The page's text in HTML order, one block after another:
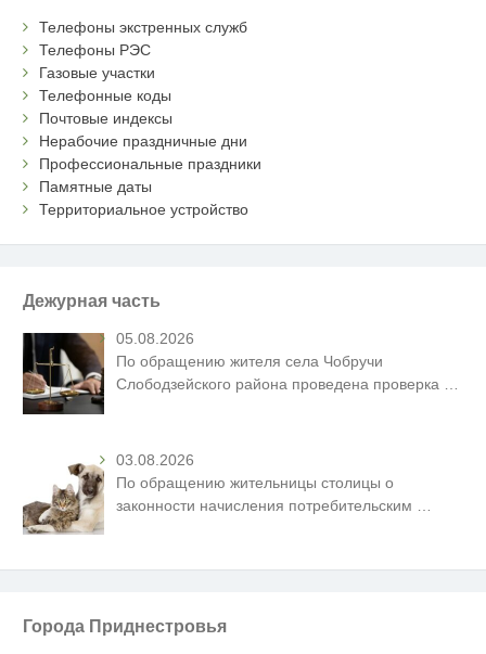
Телефоны экстренных служб
Телефоны РЭС
Газовые участки
Телефонные коды
Почтовые индексы
Нерабочие праздничные дни
Профессиональные праздники
Памятные даты
Территориальное устройство
Дежурная часть
05.08.2026
По обращению жителя села Чобручи
Слободзейского района проведена проверка …
03.08.2026
По обращению жительницы столицы о
законности начисления потребительским
Города Приднестровья